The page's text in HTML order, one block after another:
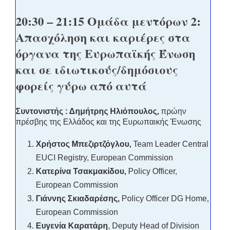
20:30 – 21:15 Ομάδα μεντόρων 2:
Απασχόληση και καριέρες στα
όργανα της Ευρωπαϊκής Ένωση
και σε ιδιωτικούς/δημόσιους
φορείς γύρω από αυτά
Συντονιστής : Δημήτρης Ηλιόπουλος, πρώην
πρέσβης της Ελλάδος και της Ευρωπαικής Ένωσης
Χρήστος Μπεζιρτζόγλου,Team Leader Central
EUCI Registry, European Commission
Κατερίνα Τσακμακίδου, Policy Officer,
European Commission
Γιάννης Σκιαδαρέσης,Policy Officer DG Home,
European Commission
Ευγενία Καρατάρη, Deputy Head of Division